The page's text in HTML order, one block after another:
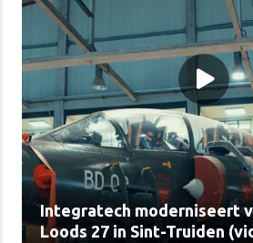
Integratech moderniseert
Loods 27 in Sint-Truiden